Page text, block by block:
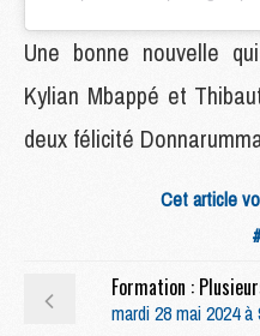
Une bonne nouvelle
Kylian Mbappé et
deux félicité
Cet article
mardi 28 mai 2024 à